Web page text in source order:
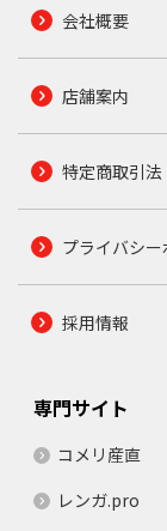
会社概要
店舗案内
特定商取引法
プライバシ
採用情報
専門サイト
コメリ産直
レンガ.pro